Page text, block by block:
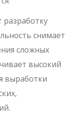
снимает
сложных
высокий
выработки